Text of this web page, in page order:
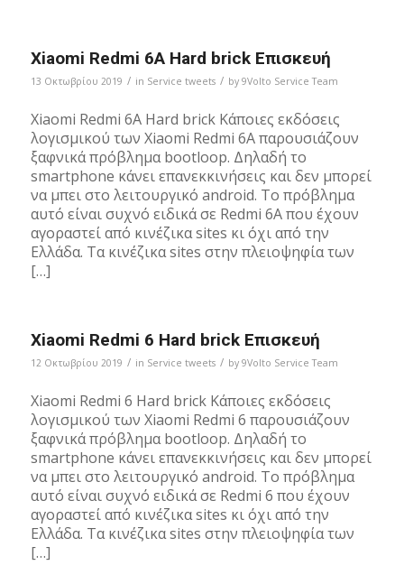
Xiaomi Redmi 6A Hard brick Επισκευή
13 Οκτωβρίου 2019 / in Service tweets / by 9Volto Service Team
Xiaomi Redmi 6A Hard brick Κάποιες εκδόσεις
λογισμικού των Xiaomi Redmi 6A παρουσιάζουν
ξαφνικά πρόβλημα bootloop. Δηλαδή το
smartphone κάνει επανεκκινήσεις και δεν μπορεί
να μπει στο λειτουργικό android. Το πρόβλημα
αυτό είναι συχνό ειδικά σε Redmi 6A που έχουν
αγοραστεί από κινέζικα sites κι όχι από την
Ελλάδα. Τα κινέζικα sites στην πλειοψηφία των
[…]
Xiaomi Redmi 6 Hard brick Επισκευή
12 Οκτωβρίου 2019 / in Service tweets / by 9Volto Service Team
Xiaomi Redmi 6 Hard brick Κάποιες εκδόσεις
λογισμικού των Xiaomi Redmi 6 παρουσιάζουν
ξαφνικά πρόβλημα bootloop. Δηλαδή το
smartphone κάνει επανεκκινήσεις και δεν μπορεί
να μπει στο λειτουργικό android. Το πρόβλημα
αυτό είναι συχνό ειδικά σε Redmi 6 που έχουν
αγοραστεί από κινέζικα sites κι όχι από την
Ελλάδα. Τα κινέζικα sites στην πλειοψηφία των
[…]